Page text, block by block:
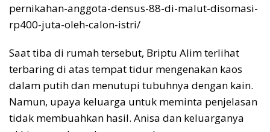
pernikahan-anggota-densus-88-di-malut-disomasi-
rp400-juta-oleh-calon-istri/
Saat tiba di rumah tersebut, Briptu Alim terlihat
terbaring di atas tempat tidur mengenakan kaos
dalam putih dan menutupi tubuhnya dengan kain.
Namun, upaya keluarga untuk meminta penjelasan
tidak membuahkan hasil. Anisa dan keluarganya